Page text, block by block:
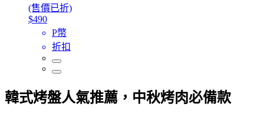
(售價已折)
$490
P幣
折扣
韓式烤盤人氣推薦，中秋烤肉必備款